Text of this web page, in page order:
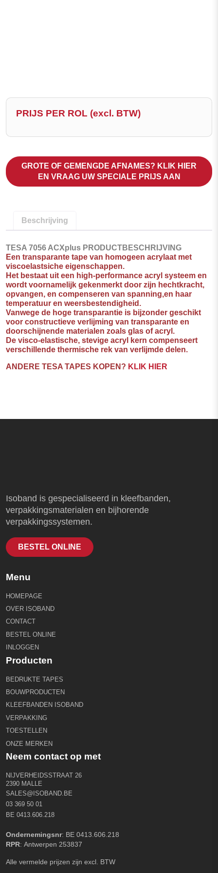
PRIJS PER ROL (excl. BTW)
GROTE OF GEMENGDE AFNAMES? KLIK HIER
EN VRAAG UW SPECIALE PRIJS AAN
Beschrijving
TESA 7056 ACXplus PRODUCTBESCHRIJVING
Een transparante tape van homogeen acrylaat met
viscoelastsiche eigenschappen.
Het bestaat uit een high-performance acryl systeem en
wordt voornamelijk gekenmerkt door zijn hechtkracht,
opvangen, en compenseren van spanning,en haar
temperatuur en weersbestendigheid.
Vanwege de hoge transparantie is bijzonder geschikt
voor constructieve verlijming van transparante en
doorschijnende materialen zoals glas of acryl.
De visco-elastische, stevige acryl kern compenseert
verschillende thermische rek van verlijmde delen.
ANDERE TESA TAPES KOPEN? KLIK HIER
Isoband is gespecialiseerd in kleefbanden,
verpakkingsmaterialen en bijhorende
verpakkingssystemen.
BESTEL ONLINE
Menu
HOMEPAGE
OVER ISOBAND
CONTACT
BESTEL ONLINE
INLOGGEN
Producten
BEDRUKTE TAPES
BOUWPRODUCTEN
KLEEFBANDEN ISOBAND
VERPAKKING
TOESTELLEN
ONZE MERKEN
Neem contact op met
NIJVERHEIDSSTRAAT 26
2390 MALLE
SALES@ISOBAND.BE
03 369 50 01
BE 0413.606.218
Ondernemingsnr: BE 0413.606.218
RPR: Antwerpen 253837
Alle vermelde prijzen zijn excl. BTW